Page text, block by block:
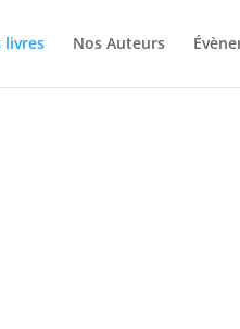
livres Nos Auteurs